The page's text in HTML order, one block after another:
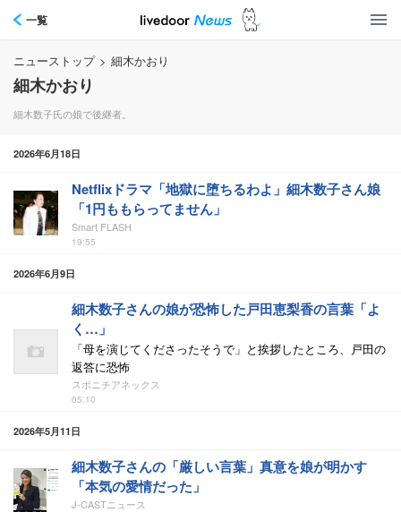
一覧
ニューストップ > 細木かおり
細木かおり
細木数子氏の娘で後継者。
2026年6月18日
Netflixドラマ「地獄に堕ちるわよ」細木数子さん娘
「1円ももらってません」
Smart FLASH
19:55
2026年6月9日
細木数子さんの娘が恐怖した戸田恵梨香の言葉「よ
く…」
「母を演じてくださったそうで」と挨拶したところ、戸田の
返答に恐怖
スポニチアネックス
05:10
2026年5月11日
細木数子さんの「厳しい言葉」真意を娘が明かす
「本気の愛情だった」
J-CASTニュース